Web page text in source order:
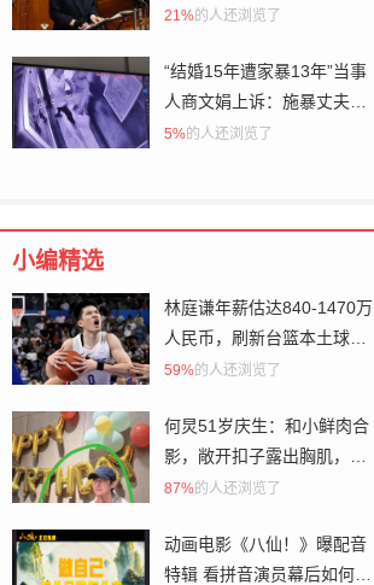
21%的人还浏览了
“结婚15年遭家暴13年”当事
人商文娟上诉：施暴丈夫一
审获刑6个月，希望从重改
5%的人还浏览了
小编精选
林庭谦年薪估达840-1470万
人民币，刷新台篮本土球员
薪资纪录
59%的人还浏览了
何炅51岁庆生：和小鲜肉合
影，敞开扣子露出胸肌，身
边没有女人
87%的人还浏览了
动画电影《八仙！》曝配音
特辑 看拼音演员幕后如何